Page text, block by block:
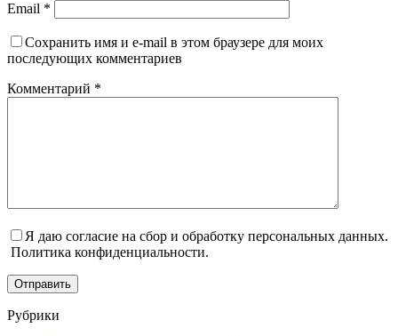
Email *
Сохранить имя и e-mail в этом браузере для моих
последующих комментариев
Комментарий *
Я даю согласие на сбор и обработку персональных данных.
Политика конфиденциальности.
Отправить
Рубрики